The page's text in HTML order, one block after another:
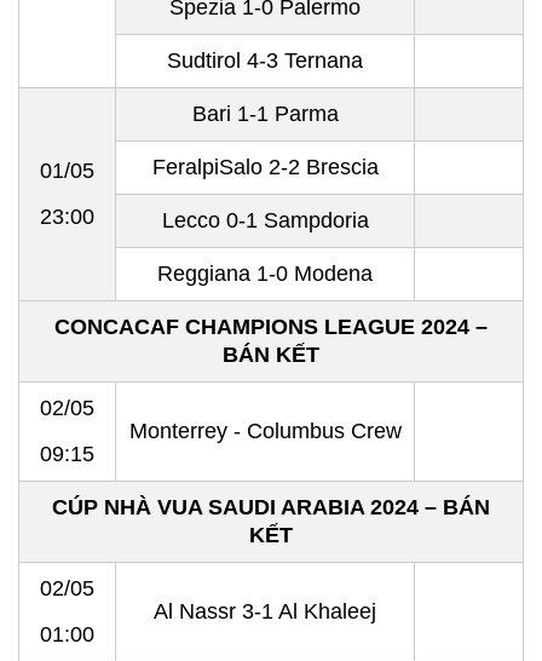
Spezia 1-0 Palermo
Sudtirol 4-3 Ternana
01/05
23:00
Bari 1-1 Parma
FeralpiSalo 2-2 Brescia
Lecco 0-1 Sampdoria
Reggiana 1-0 Modena
CONCACAF CHAMPIONS LEAGUE 2024 –
BÁN KẾT
02/05
09:15
Monterrey - Columbus Crew
CÚP NHÀ VUA SAUDI ARABIA 2024 – BÁN
KẾT
02/05
01:00
Al Nassr 3-1 Al Khaleej